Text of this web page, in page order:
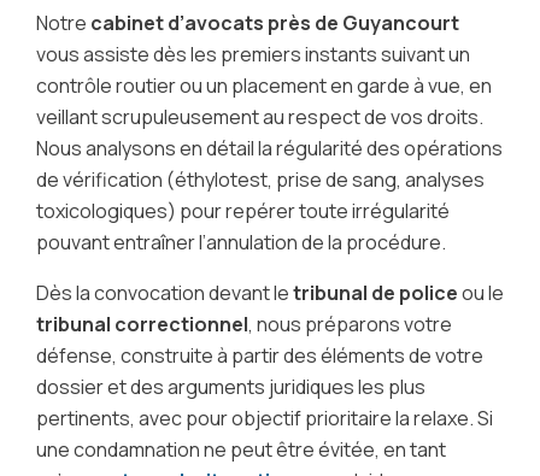
Notre cabinet d’avocats près de Guyancourt
vous assiste dès les premiers instants suivant un
contrôle routier ou un placement en garde à vue, en
veillant scrupuleusement au respect de vos droits.
Nous analysons en détail la régularité des opérations
de vérification (éthylotest, prise de sang, analyses
toxicologiques) pour repérer toute irrégularité
pouvant entraîner l’annulation de la procédure.
Dès la convocation devant letribunal de policeou le
tribunal correctionnel, nous préparons votre
défense, construite à partir des éléments de votre
dossier et des arguments juridiques les plus
pertinents, avec pour objectif prioritaire la relaxe. Si
une condamnation ne peut être évitée, en tant